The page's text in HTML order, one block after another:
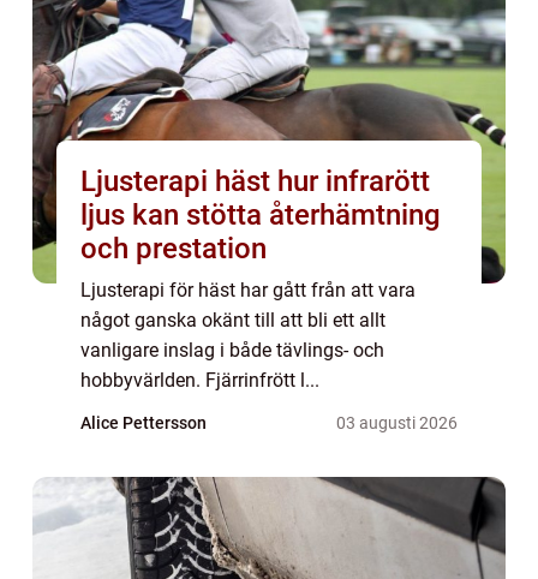
Ljusterapi häst hur infrarött
ljus kan stötta återhämtning
och prestation
Ljusterapi för häst har gått från att vara
något ganska okänt till att bli ett allt
vanligare inslag i både tävlings- och
hobbyvärlden. Fjärrinfrött l...
Alice Pettersson 03 augusti 2026